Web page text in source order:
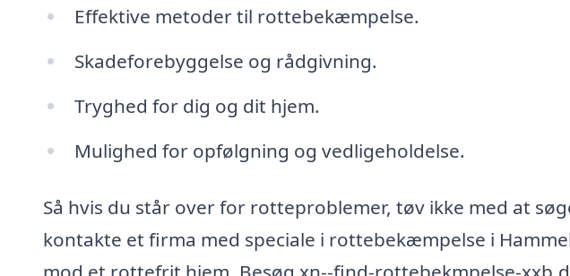
Effektive metoder til rottebekæmpelse.
Skadeforebyggelse og rådgivning.
Tryghed for dig og dit hjem.
Mulighed for opfølgning og vedligeholdelse.
Så hvis du står over for rotteproblemer, tøv ikke med at
kontakte et firma med speciale i rottebekæmpelse i